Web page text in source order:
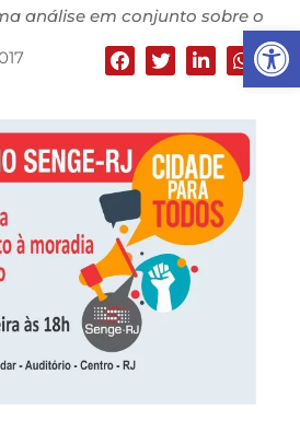
Abrir
análise em conjunto sobre o